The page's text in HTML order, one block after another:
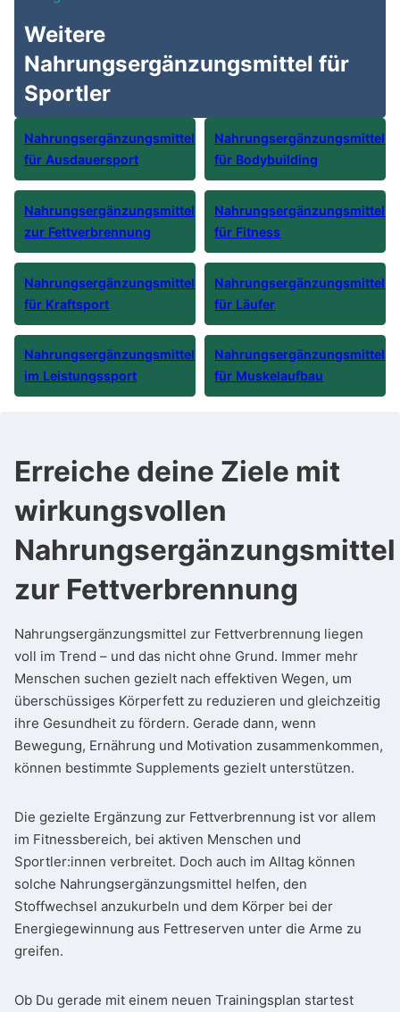
Weitere
Nahrungsergänzungsmittel für
Sportler
Nahrungsergänzungsmittel
für Ausdauersport
Nahrungsergänzungsmittel
für Bodybuilding
Nahrungsergänzungsmittel
zur Fettverbrennung
Nahrungsergänzungsmittel
für Fitness
Nahrungsergänzungsmittel
für Kraftsport
Nahrungsergänzungsmittel
für Läufer
Nahrungsergänzungsmittel
im Leistungssport
Nahrungsergänzungsmittel
für Muskelaufbau
Erreiche deine Ziele mit
wirkungsvollen
zur Fettverbrennung
Nahrungsergänzungsmittel zur Fettverbrennung liegen
voll im Trend – und das nicht ohne Grund. Immer mehr
Menschen suchen gezielt nach effektiven Wegen, um
überschüssiges Körperfett zu reduzieren und gleichzeitig
ihre Gesundheit zu fördern. Gerade dann, wenn
Bewegung, Ernährung und Motivation zusammenkommen,
können bestimmte Supplements gezielt unterstützen.
Die gezielte Ergänzung zur Fettverbrennung ist vor allem
im Fitnessbereich, bei aktiven Menschen und
Sportler:innen verbreitet. Doch auch im Alltag können
solche Nahrungsergänzungsmittel helfen, den
Stoffwechsel anzukurbeln und dem Körper bei der
Energiegewinnung aus Fettreserven unter die Arme zu
greifen.
Ob Du gerade mit einem neuen Trainingsplan startest